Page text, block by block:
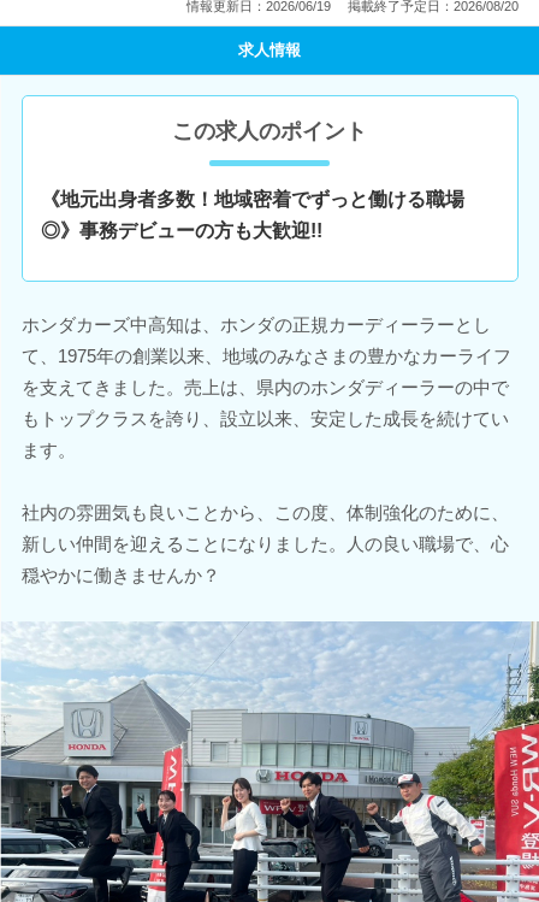
情報更新日：2026/06/19 掲載終了予定日：2026/08/20
求人情報
この求人のポイント
《地元出身者多数！地域密着でずっと働ける職場
◎》事務デビューの方も大歓迎!!
ホンダカーズ中高知は、ホンダの正規カーディーラーとし
て、1975年の創業以来、地域のみなさまの豊かなカーライフ
を支えてきました。売上は、県内のホンダディーラーの中で
もトップクラスを誇り、設立以来、安定した成長を続けてい
ます。
社内の雰囲気も良いことから、この度、体制強化のために、
新しい仲間を迎えることになりました。人の良い職場で、心
穏やかに働きませんか？